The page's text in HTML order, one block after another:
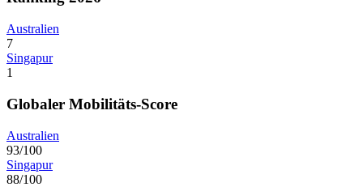
Australien
7
Singapur
1
Globaler Mobilitäts-Score
Australien
93/100
Singapur
88/100